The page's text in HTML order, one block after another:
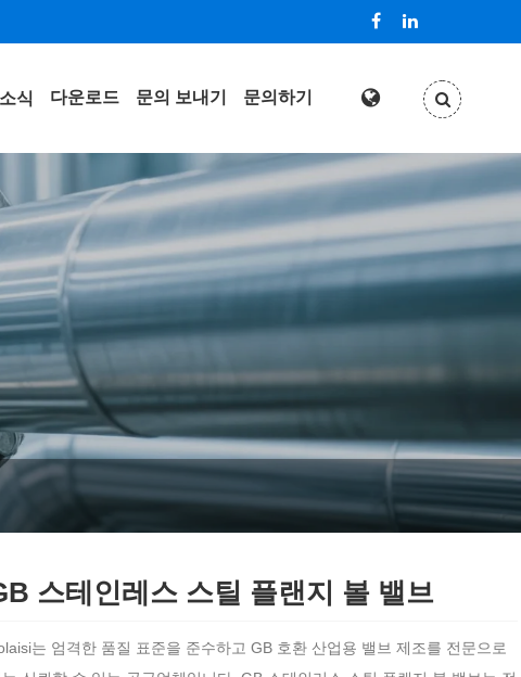
소식 다운로드 문의 보내기 문의하기
스테인레스 스틸 플랜지 볼 밸브
는 엄격한 품질 표준을 준수하고 GB 호환 산업용 밸브 제조를 전문으로